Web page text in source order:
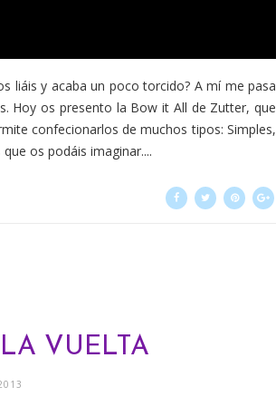
liáis y acaba un poco torcido? A mí me pasa
Hoy os presento la Bow it All de Zutter, que
confecionarlos de muchos tipos: Simples,
os podáis imaginar....
VUELTA